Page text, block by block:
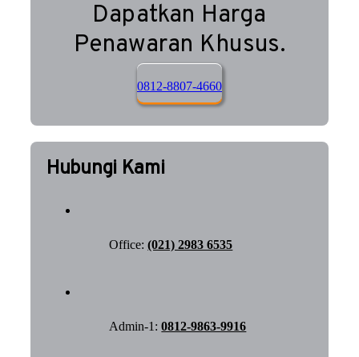
Dapatkan Harga
Penawaran Khusus.
0812-8807-4660
Hubungi Kami
Office:(021) 2983 6535
Admin-1:0812-9863-9916